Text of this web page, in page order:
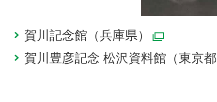
賀川記念館（兵庫県）
賀川豊彦記念 松沢資料館（東京